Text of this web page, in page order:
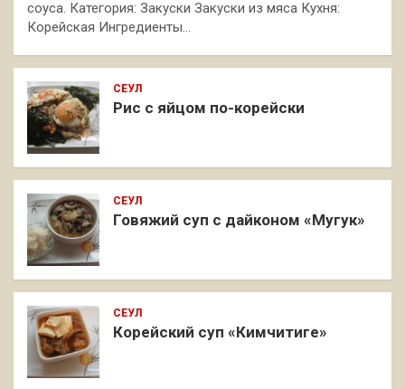
соуса. Категория: Закуски Закуски из мяса Кухня:
Корейская Ингредиенты…
СЕУЛ
Рис с яйцом по-корейски
СЕУЛ
Говяжий суп с дайконом «Мугук»
СЕУЛ
Корейский суп «Кимчитиге»